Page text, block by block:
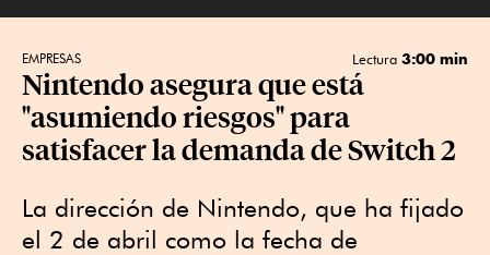
EMPRESAS Lectura 3:00 min
Nintendo asegura que está
"asumiendo riesgos" para
satisfacer la demanda de Switch 2
La dirección de Nintendo, que ha fijado
el 2 de abril como la fecha de